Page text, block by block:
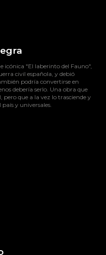
icónica "El laberinto del Fauno",
civil española, y debió
podría convertirse en
debería serlo. Una obra que
que a la vez lo trasciende y
y universales.